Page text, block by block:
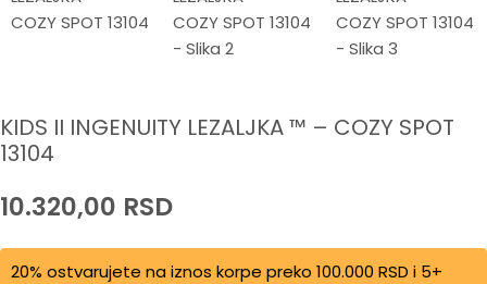
KIDS II INGENUITY LEZALJKA ™ – COZY SPOT
13104
10.320,00 RSD
20% ostvarujete na iznos korpe preko 100.000 RSD i 5+